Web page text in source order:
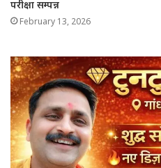
परीक्षा सम्पन्न
February 13, 2026